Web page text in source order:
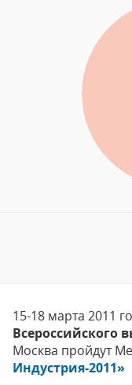
15-18 марта 2011
Всероссийского
Москва пройдут
Индустрия-2011»